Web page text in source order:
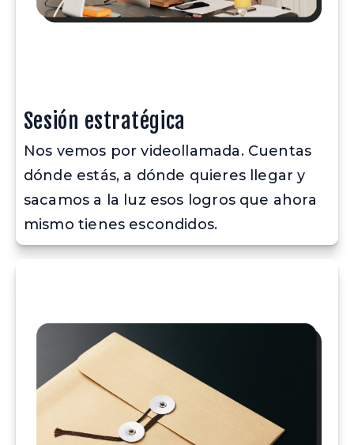
Sesión estratégica
Nos vemos por videollamada. Cuentas
dónde estás, a dónde quieres llegar y
sacamos a la luz esos logros que ahora
mismo tienes escondidos.